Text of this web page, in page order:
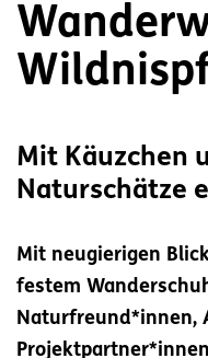
Mit Käuzchen
Naturschätze
Mit neugierigen
festem
Naturfreund*innen,